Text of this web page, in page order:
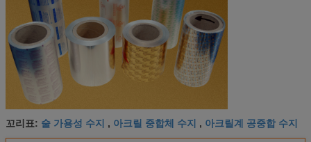
꼬리표: 술 가용성 수지 , 아크릴 중합체 수지 , 아크릴계 공중합 수지